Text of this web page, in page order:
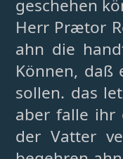
geschehen
Herr Prætor
ahn die
Können, daß
sollen. das
aber falle ihr
der Vatter